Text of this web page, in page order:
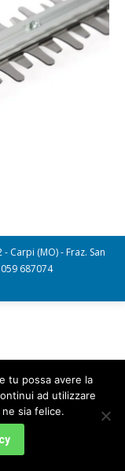
- Carpi (MO) - Fraz. San
687074
tu possa avere la
ad utilizzare
sia felice.